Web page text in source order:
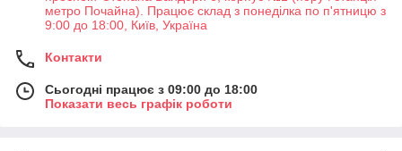
метро Почайна). Працює склад з понеділка по п'ятницю з
9:00 до 18:00, Київ, Україна
Контакти
Сьогодні працює з 09:00 до 18:00
Показати весь графік роботи